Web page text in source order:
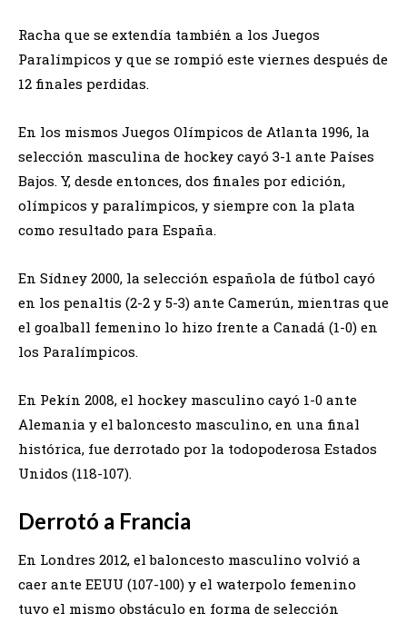
Racha que se extendía también a los Juegos
Paralímpicos y que se rompió este viernes después de
12 finales perdidas.
En los mismos Juegos Olímpicos de Atlanta 1996, la
selección masculina de hockey cayó 3-1 ante Países
Bajos. Y, desde entonces, dos finales por edición,
olímpicos y paralímpicos, y siempre con la plata
como resultado para España.
En Sídney 2000, la selección española de fútbol cayó
en los penaltis (2-2 y 5-3) ante Camerún, mientras que
el goalball femenino lo hizo frente a Canadá (1-0) en
los Paralímpicos.
En Pekín 2008, el hockey masculino cayó 1-0 ante
Alemania y el baloncesto masculino, en una final
histórica, fue derrotado por la todopoderosa Estados
Unidos (118-107).
Derrotó a Francia
En Londres 2012, el baloncesto masculino volvió a
caer ante EEUU (107-100) y el waterpolo femenino
tuvo el mismo obstáculo en forma de selección